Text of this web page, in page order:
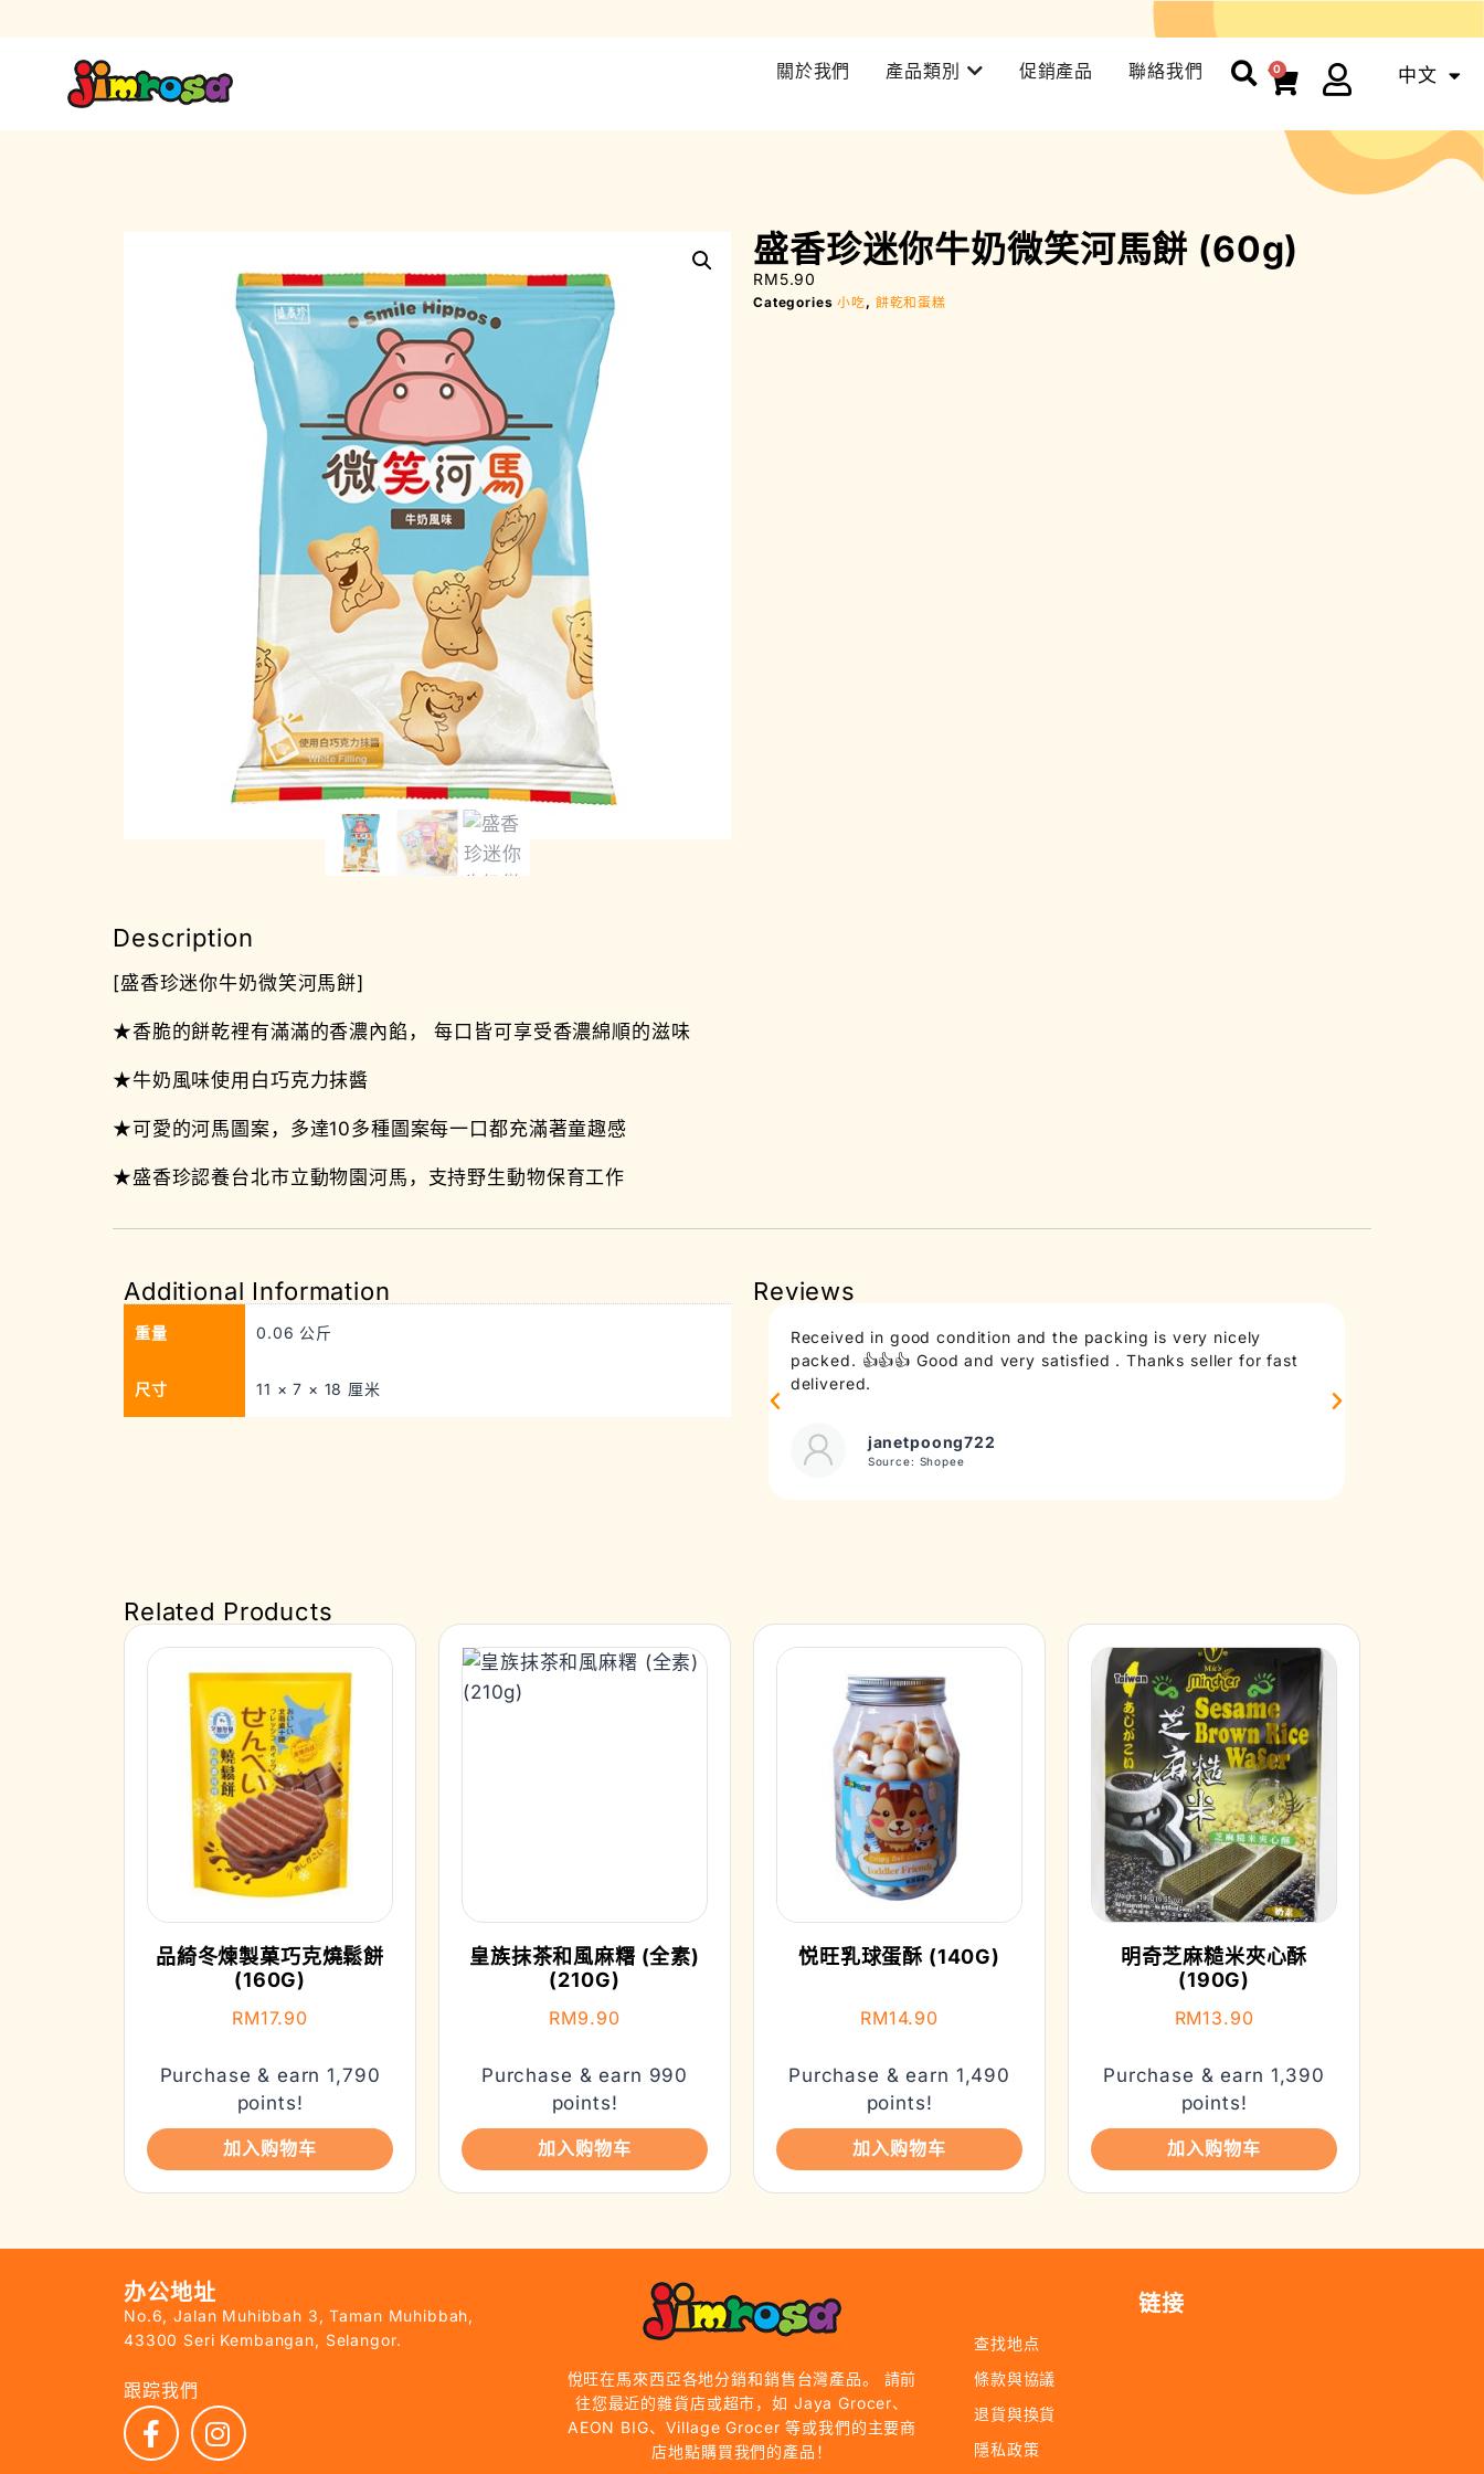
關於我們 產品類別 促銷產品 聯絡我們 0 中文
ENG
盛香珍迷你牛奶微笑河馬餅 (60g)
RM5.90
Categories 小吃, 餅乾和蛋糕
Description
[盛香珍迷你牛奶微笑河馬餅]
★香脆的餅乾裡有滿滿的香濃內餡， 每口皆可享受香濃綿順的滋味
★牛奶風味使用白巧克力抹醬
★可愛的河馬圖案，多達10多種圖案每一口都充滿著童趣感
★盛香珍認養台北市立動物園河馬，支持野生動物保育工作
Additional Information
重量 0.06 公斤
尺寸 11 × 7 × 18 厘米
Reviews
Received in good condition and the packing is very nicely
packed. 👍👍👍 Good and very satisfied . Thanks seller for fast
delivered.
janetpoong722
Source: Shopee
Related Products
品綺冬煉製菓巧克燒鬆餅
(160G)
RM17.90
Purchase & earn 1,790
points!
加入购物车
皇族抹茶和風麻糬 (全素)
(210G)
RM9.90
Purchase & earn 990
points!
加入购物车
悦旺乳球蛋酥 (140G)
RM14.90
Purchase & earn 1,490
points!
加入购物车
明奇芝麻糙米夾心酥
(190G)
RM13.90
Purchase & earn 1,390
points!
加入购物车
办公地址
No.6, Jalan Muhibbah 3, Taman Muhibbah,
43300 Seri Kembangan, Selangor.
跟踪我們
悅旺在馬來西亞各地分銷和銷售台灣產品。 請前
往您最近的雜貨店或超市，如 Jaya Grocer、
AEON BIG、Village Grocer 等或我們的主要商
店地點購買我們的產品！
链接
查找地点
條款與協議
退貨與換貨
隱私政策